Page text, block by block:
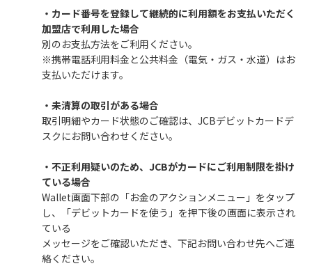
・カード番号を登録して継続的に利用額をお支払いただく
加盟店で利用した場合
別のお支払方法をご利用ください。
※携帯電話利用料金と公共料金（電気・ガス・水道）はお
支払いただけます。
・未清算の取引がある場合
取引明細やカード状態のご確認は、JCBデビットカードデ
スクにお問い合わせください。
・不正利用疑いのため、JCBがカードにご利用制限を掛け
ている場合
Wallet画面下部の「お金のアクションメニュー」をタップ
し、「デビットカードを使う」を押下後の画面に表示され
ている
メッセージをご確認いただき、下記お問い合わせ先へご連
絡ください。